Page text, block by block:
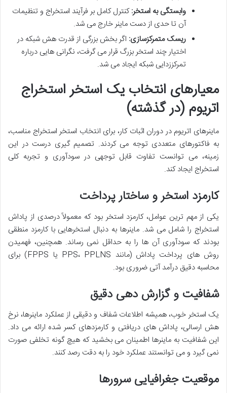
وابستگی به استخر:کنترل کامل بر فرآیند استخراج و تنظیمات
آن تا حدی از دست ماینر خارج می شد.
ریسک متمرکزسازی: اگر بخش بزرگی از قدرت هش شبکه در
اختیار چند استخر بزرگ قرار می گرفت، نگرانی هایی درباره
تمرکززدایی شبکه ایجاد می شد.
معیارهای انتخاب یک استخر استخراج
اتریوم (در گذشته)
ماینرهای اتریوم در دوران اثبات کار، برای انتخاب استخر استخراج مناسب،
به فاکتورهای متعددی توجه می کردند. تصمیم گیری درست در این
زمینه، می توانست تفاوت قابل توجهی در سودآوری و تجربه کلی
استخراج ایجاد کند.
کارمزد استخر و ساختار پرداخت
یکی از مهم ترین عوامل، کارمزد استخر بود که معمولاً درصدی از پاداش
استخراج را شامل می شد. ماینرها به دنبال استخرهایی با کارمزد منطقی
بودند که سودآوری آن ها را به حداقل نمی رساند. همچنین، فهمیدن
روش های پرداخت پاداش (مانند PPS، PPLNS یا FPPS) برای
محاسبه دقیق درآمد آتی ضروری بود.
شفافیت و گزارش دهی دقیق
یک استخر خوب، همیشه اطلاعات شفاف و دقیقی از عملکرد ماینرها، نرخ
هش ارسالی، پاداش های دریافتی و کارمزدهای کسر شده ارائه می داد.
این شفافیت به ماینرها اطمینان می بخشید که هیچ گونه تخلفی صورت
نمی گیرد و می توانستند عملکرد خود را به دقت رصد کنند.
موقعیت جغرافیایی سرورها